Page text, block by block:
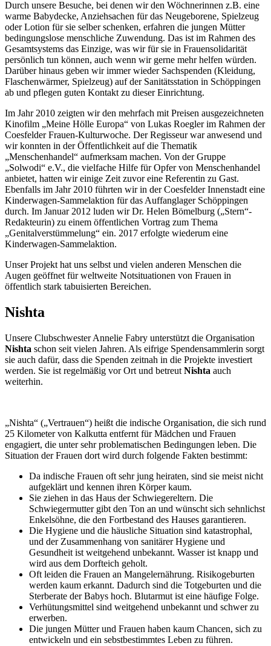
Durch unsere Besuche, bei denen wir den Wöchnerinnen z.B. eine
warme Babydecke, Anziehsachen für das Neugeborene, Spielzeug
oder Lotion für sie selber schenken, erfahren die jungen Mütter
bedingungslose menschliche Zuwendung. Das ist im Rahmen des
Gesamtsystems das Einzige, was wir für sie in Frauensolidarität
persönlich tun können, auch wenn wir gerne mehr helfen würden.
Darüber hinaus geben wir immer wieder Sachspenden (Kleidung,
Flaschenwärmer, Spielzeug) auf der Sanitätsstation in Schöppingen
ab und pflegen guten Kontakt zu dieser Einrichtung.
Im Jahr 2010 zeigten wir den mehrfach mit Preisen ausgezeichneten
Kinofilm „Meine Hölle Europa“ von Lukas Roegler im Rahmen der
Coesfelder Frauen-Kulturwoche. Der Regisseur war anwesend und
wir konnten in der Öffentlichkeit auf die Thematik
„Menschenhandel“ aufmerksam machen. Von der Gruppe
„Solwodi“ e.V., die vielfache Hilfe für Opfer von Menschenhandel
anbietet, hatten wir einige Zeit zuvor eine Referentin zu Gast.
Ebenfalls im Jahr 2010 führten wir in der Coesfelder Innenstadt eine
Kinderwagen-Sammelaktion für das Auffanglager Schöppingen
durch. Im Januar 2012 luden wir Dr. Helen Bömelburg („Stern“-
Redakteurin) zu einem öffentlichen Vortrag zum Thema
„Genitalverstümmelung“ ein. 2017 erfolgte wiederum eine
Kinderwagen-Sammelaktion.
Unser Projekt hat uns selbst und vielen anderen Menschen die
Augen geöffnet für weltweite Notsituationen von Frauen in
öffentlich stark tabuisierten Bereichen.
Nishta
Unsere Clubschwester Annelie Fabry unterstützt die Organisation
Nishta schon seit vielen Jahren. Als eifrige Spendensammlerin sorgt
sie auch dafür, dass die Spenden zeitnah in die Projekte investiert
werden. Sie ist regelmäßig vor Ort und betreut Nishta auch
weiterhin.
„Nishta“ („Vertrauen“) heißt die indische Organisation, die sich rund
25 Kilometer von Kalkutta entfernt für Mädchen und Frauen
engagiert, die unter sehr problematischen Bedingungen leben. Die
Situation der Frauen dort wird durch folgende Fakten bestimmt:
Da indische Frauen oft sehr jung heiraten, sind sie meist nicht
aufgeklärt und kennen ihren Körper kaum.
Sie ziehen in das Haus der Schwiegereltern. Die
Schwiegermutter gibt den Ton an und wünscht sich sehnlichst
Enkelsöhne, die den Fortbestand des Hauses garantieren.
Die Hygiene und die häusliche Situation sind katastrophal,
und der Zusammenhang von sanitärer Hygiene und
Gesundheit ist weitgehend unbekannt. Wasser ist knapp und
wird aus dem Dorfteich geholt.
Oft leiden die Frauen an Mangelernährung. Risikogeburten
werden kaum erkannt. Dadurch sind die Totgeburten und die
Sterberate der Babys hoch. Blutarmut ist eine häufige Folge.
Verhütungsmittel sind weitgehend unbekannt und schwer zu
erwerben.
Die jungen Mütter und Frauen haben kaum Chancen, sich zu
entwickeln und ein sebstbestimmtes Leben zu führen.